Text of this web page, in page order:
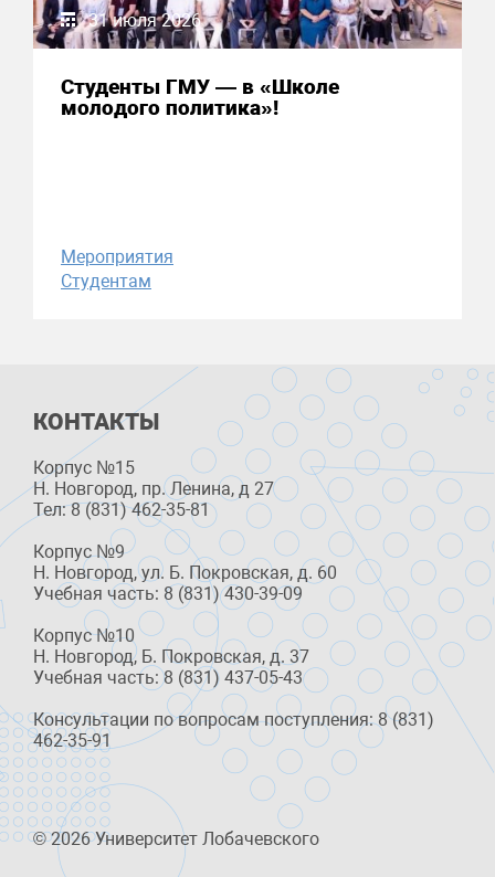
31 июля 2026
Студенты ГМУ — в «Школе
молодого политика»!
Мероприятия
Студентам
КОНТАКТЫ
Корпус №15
Н. Новгород, пр. Ленина, д 27
Тел: 8 (831) 462-35-81
Корпус №9
Н. Новгород, ул. Б. Покровская, д. 60
Учебная часть: 8 (831) 430-39-09
Корпус №10
Н. Новгород, Б. Покровская, д. 37
Учебная часть: 8 (831) 437-05-43
Консультации по вопросам поступления: 8 (831)
462-35-91
© 2026 Университет Лобачевского